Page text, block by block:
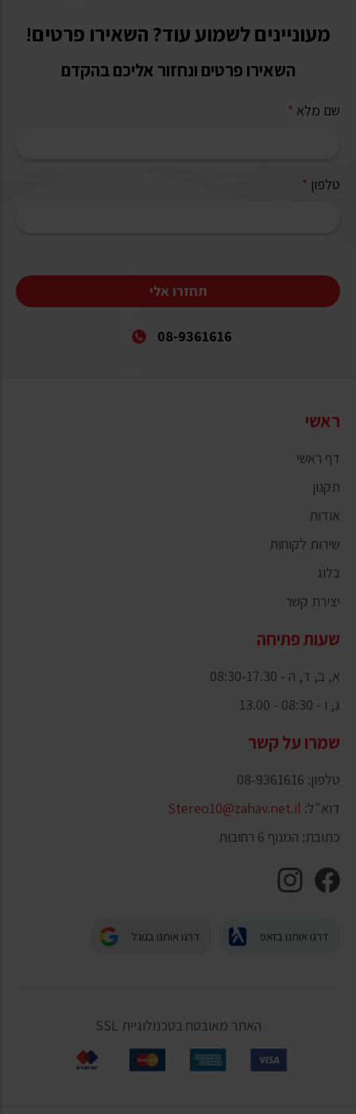
מעוניינים לשמוע עוד? השאירו פרטים!
השאירו פרטים ונחזור אליכם בהקדם
שם מלא *
טלפון *
תחזרו אלי
08-9361616
ראשי
דף ראשי
תקנון
אודות
שירות לקוחות
בלוג
יצירת קשר
שעות פתיחה
א, ב, ד, ה - 08:30-17.30
ג, ו - 08:30 - 13.00
שמרו על קשר
טלפון: 08-9361616
דוא"ל: Stereo10@zahav.net.il
כתובת: המנוף 6 רחובות
דרגו אותנו בזאפ דרגו אותנו בגוגל
האתר מאובטח בטכנולוגיית SSL